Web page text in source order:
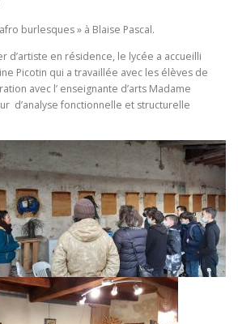
FORMATIONS ADULTES
burlesques » à Blaise Pascal.
d’artiste en résidence, le lycée a accueilli
Picotin qui a travaillée avec les élèves de
avec l’ enseignante d’arts Madame
d’analyse fonctionnelle et structurelle